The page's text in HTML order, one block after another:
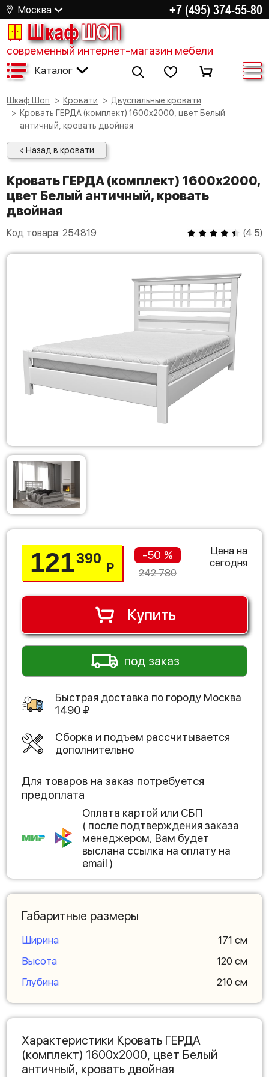
Москва +7 (495) 374-55-80
ШкафШОП
современный интернет-магазин мебели
Каталог
Шкаф Шоп Кровати
Двуспальные кровати
Кровать ГЕРДА (комплект) 1600х2000, цвет Белый
античный, кровать двойная
< Назад в кровати
Кровать ГЕРДА (комплект) 1600х2000,
цвет Белый античный, кровать
двойная
Код товара: 254819 (4.5)
121390
Р
-50 %
242 780
Цена на
сегодня
Купить
под заказ
Быстрая доставка по городу Москва
1490 ₽
Сборка и подъем рассчитывается
дополнительно
Для товаров на заказ потребуется
предоплата
Оплата картой или СБП
( после подтверждения заказа
менеджером, Вам будет
выслана ссылка на оплату на
email )
Габаритные размеры
Ширина
171 см
Высота
120 см
Глубина
210 см
Характеристики Кровать ГЕРДА
(комплект) 1600х2000, цвет Белый
античный, кровать двойная